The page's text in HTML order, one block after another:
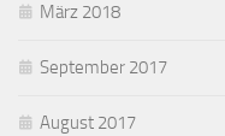
März 2018
September 2017
August 2017